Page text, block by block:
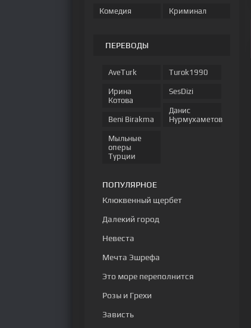
25 серия 26 серия
Комедия Криминал
ПЕРЕВОДЫ
AveTurk
Ирина
Котова
Beni Birakma
Мыльные
оперы
Турции
Turok1990
SesDizi
Данис
Нурмухаметов
ПОПУЛЯРНОЕ
Клюквенный щербет
Далекий город
Невеста
Мечта Эшрефа
Это море переполнится
Розы и Грехи
Зависть